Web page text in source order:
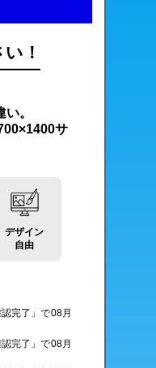
！
。
サ
デザイン
自由
完了」で08月
完了」で08月